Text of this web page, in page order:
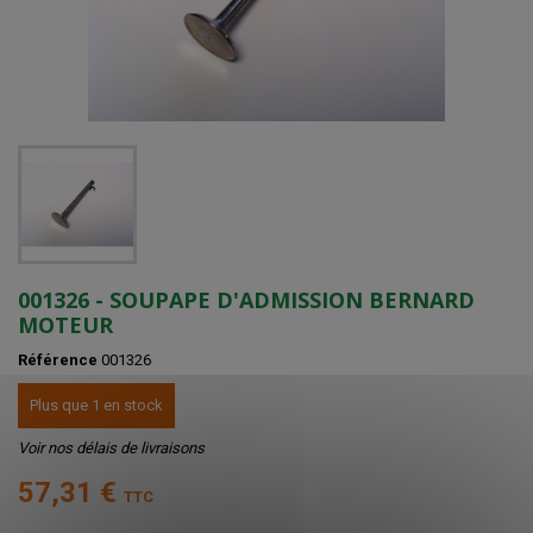
001326 - SOUPAPE D'ADMISSION BERNARD
MOTEUR
Référence 001326
Plus que 1 en stock
Voir nos délais de livraisons
57,31 € TTC